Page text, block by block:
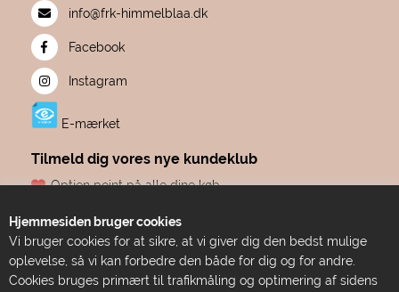
Hjemmesiden bruger cookies
Vi bruger cookies for at sikre, at vi giver dig den bedst mulige
oplevelse, så vi kan forbedre den både for dig og for andre.
Cookies bruges primært til trafikmåling og optimering af sidens
info@frk-himmelblaa.dk
Facebook
Instagram
E-mærket
Tilmeld dig vores nye kundeklub
Optjen point på alle dine køb
Dine point udløber aldrig
Adgang til eksklusive tilbud før alle andre
Bare ren forkælelse